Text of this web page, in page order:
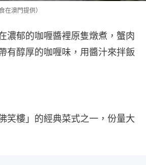
在澳門提供）
濃郁的咖喱醬裡原隻燉煮，蟹肉
有醇厚的咖喱味，用醬汁來拌飯
笑樓」的經典菜式之一，份量大